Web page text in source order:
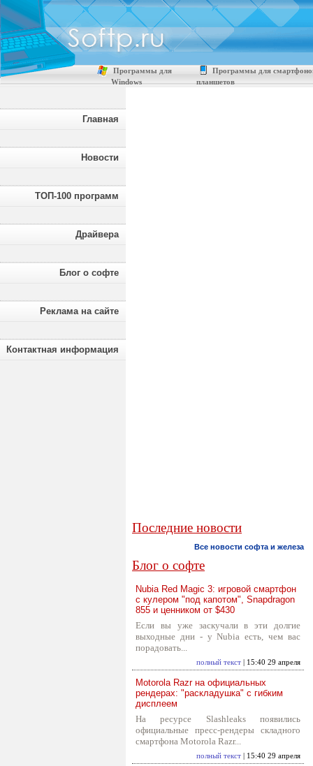
Программы для
Windows
Программы для
планшетов
Главная
Новости
ТОП-100 программ
Драйвера
Блог о софте
Реклама на сайте
Контактная информация
Последние новости
Все новости софта и железа
Блог о софте
Nubia Red Magic 3: игровой смартфон
с кулером "под капотом", Snapdragon
855 и ценником от $430
Если вы уже заскучали в эти долгие
выходные дни - у Nubia есть, чем вас
порадовать...
полный текст | 15:40 29 апреля
Motorola Razr на официальных
рендерах: "раскладушка" с гибким
дисплеем
На ресурсе Slashleaks появились
официальные пресс-рендеры складного
смартфона Motorola Razr...
полный текст | 15:40 29 апреля